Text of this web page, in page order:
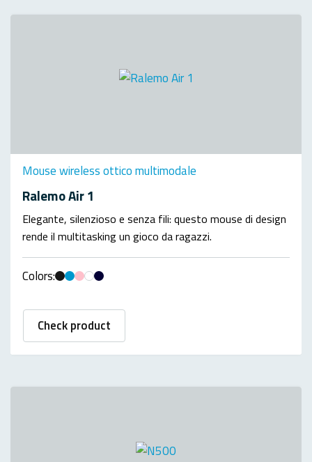
Mouse wireless ottico multimodale
Ralemo Air 1
Elegante, silenzioso e senza fili: questo mouse di design
rende il multitasking un gioco da ragazzi.
Colors:
Check product